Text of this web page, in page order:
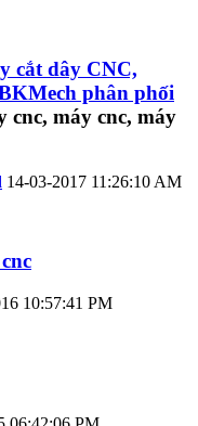
cắt dây CNC,
phân phối
14-03-2017 11:26:10 AM
10:57:41 PM